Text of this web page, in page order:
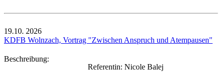
19.10. 2026
KDFB Wolnzach, Vortrag "Zwischen Anspruch und Atempausen"
Beschreibung:
Referentin: Nicole Balej